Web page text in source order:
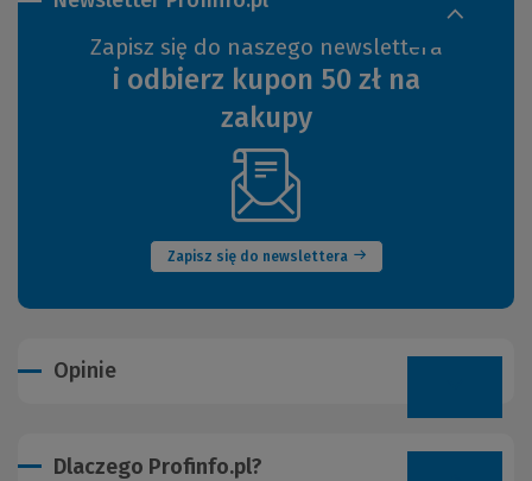
Zapisz się do naszego newslettera
i odbierz kupon 50 zł na
zakupy
Zapisz się do newslettera
(Nowe
okno)
Opinie
Dlaczego Profinfo.pl?